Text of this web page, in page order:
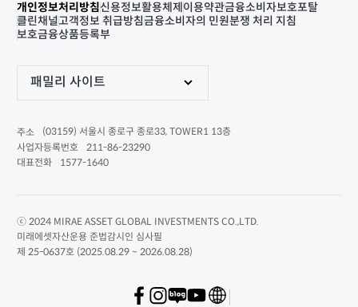
개인정보처리방침신용정보활용체제 이용약관금융소비자보호포탈
클린채널고객정보 취급방침금융소비자의 민원분쟁 처리 지침
보호금융상품등록부
패밀리 사이트
주소
(03159) 서울시 종로구 종로33, TOWER1 13층
사업자등록번호
211-86-23290
대표전화
1577-1640
ⓒ 2024 MIRAE ASSET GLOBAL INVESTMENTS CO.,LTD.
미래에셋자산운용 준법감시인 심사필
제 25-0637호 (2025.08.29 ~ 2026.08.28)